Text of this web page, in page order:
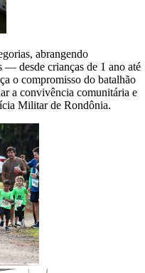
abrangendo
— desde crianças de 1 ano até
o compromisso do batalhão
a convivência comunitária e
Militar de Rondônia.